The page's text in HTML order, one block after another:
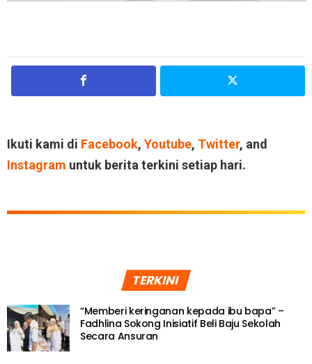
Ikuti kami di Facebook, Youtube, Twitter, and
Instagram untuk berita terkini setiap hari.
TERKINI
“Memberi keringanan kepada ibu bapa” –
Fadhlina Sokong Inisiatif Beli Baju Sekolah
Secara Ansuran